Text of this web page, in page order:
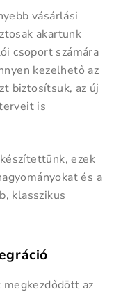
vásárlási
akartunk
csoport számára
kezelhető az
biztosítsuk, az új
is
ezek
és a
klasszikus
az